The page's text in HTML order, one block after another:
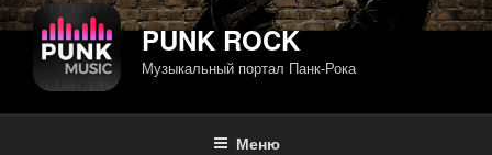
PUNK ROCK
Музыкальный портал Панк-Рока
Меню